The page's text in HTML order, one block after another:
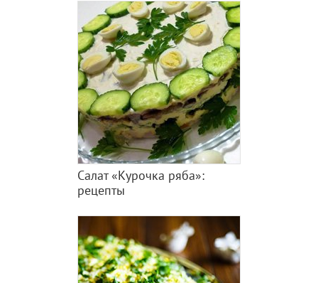
Салат «Курочка ряба»:
рецепты